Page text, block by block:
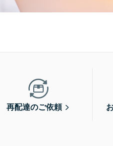
再配達のご依頼